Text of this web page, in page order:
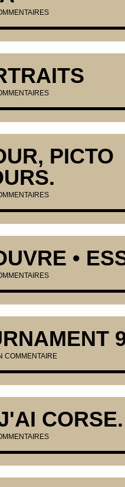
PICTO
•
COMMENTAIRE
CORSE.